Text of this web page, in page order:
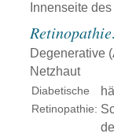
Innenseite
Degenerative
Netzhaut
Diabetische
Retinopathie: